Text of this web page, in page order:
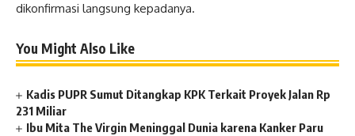
dikonfirmasi langsung kepadanya.
You Might Also Like
Kadis PUPR Sumut Ditangkap KPK Terkait Proyek Jalan Rp
231 Miliar
Ibu Mita The Virgin Meninggal Dunia karena Kanker Paru